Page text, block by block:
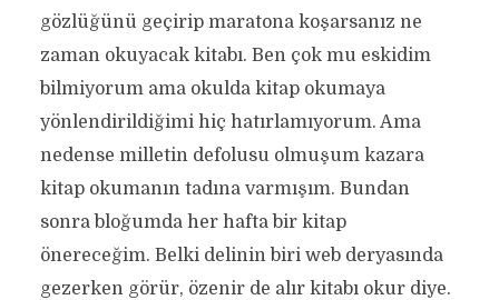
gözlüğünü geçirip maratona koşarsanız ne
zaman okuyacak kitabı. Ben çok mu eskidim
bilmiyorum ama okulda kitap okumaya
yönlendirildiğimi hiç hatırlamıyorum. Ama
nedense milletin defolusu olmuşum kazara
kitap okumanın tadına varmışım. Bundan
sonra bloğumda her hafta bir kitap
önereceğim. Belki delinin biri web deryasında
gezerken görür, özenir de alır kitabı okur diye.